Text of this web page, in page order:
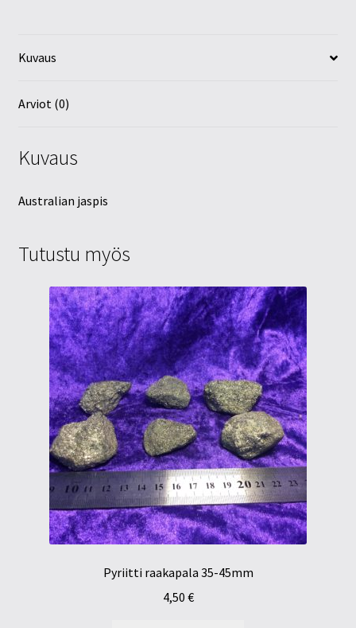
Kuvaus
Arviot (0)
Kuvaus
Australian jaspis
Tutustu myös
Pyriitti raakapala 35-45mm
4,50 €